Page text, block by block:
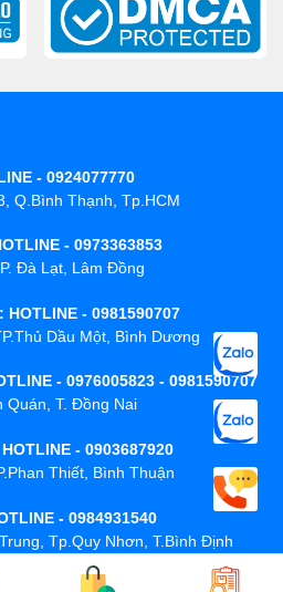
- 0924077770
Q.Bình Thạnh, Tp.HCM
- 0973363853
Đà Lạt, Lâm Đồng
HOTLINE - 0981590707
Dầu Một, Bình Dương
- 0976005823 - 0981590707
Quán, T. Đồng Nai
- 0903687920
Thiết, Bình Thuận
- 0984931540
Tp.Quy Nhơn, T.Bình Định